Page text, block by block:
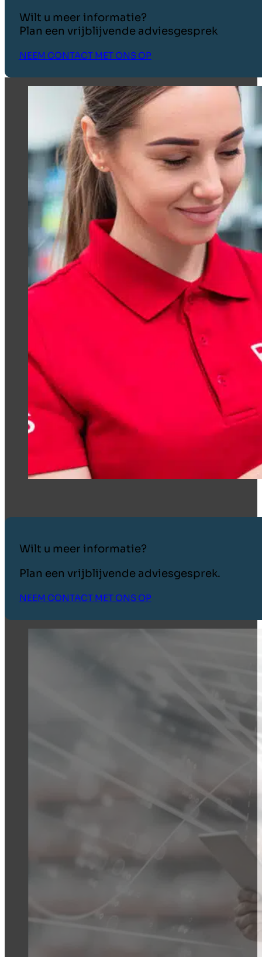
Wilt u meer informatie?
Plan een vrijblijvende adviesgesprek
NEEM CONTACT MET ONS OP
Wilt u meer informatie?
Plan een vrijblijvende adviesgesprek.
NEEM CONTACT MET ONS OP